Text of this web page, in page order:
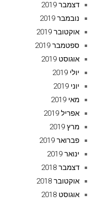
דצמבר 2019
נובמבר 2019
אוקטובר 2019
ספטמבר 2019
אוגוסט 2019
יולי 2019
יוני 2019
מאי 2019
אפריל 2019
מרץ 2019
פברואר 2019
ינואר 2019
דצמבר 2018
אוקטובר 2018
אוגוסט 2018